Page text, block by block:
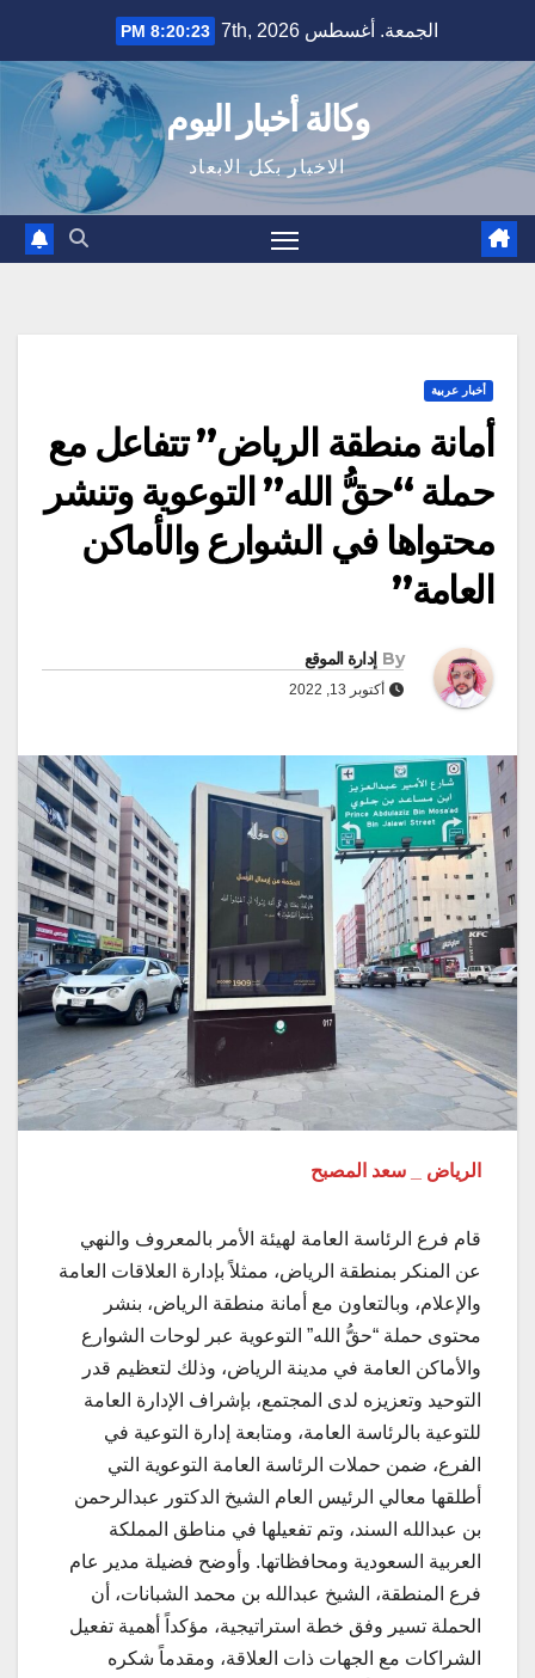
content
الجمعة. أغسطس 7th, 2026 8:20:24 PM
وكالة أخبار اليوم
الاخبار بكل الابعاد
أخبار عربية
أمانة منطقة الرياض” تتفاعل مع
حملة “حقُّ الله” التوعوية وتنشر
محتواها في الشوارع والأماكن
العامة”
By إدارة الموقع
أكتوبر 13, 2022
الرياض _ سعد المصبح
قام فرع الرئاسة العامة لهيئة الأمر بالمعروف والنهي
عن المنكر بمنطقة الرياض، ممثلاً بإدارة العلاقات العامة
والإعلام، وبالتعاون مع أمانة منطقة الرياض، بنشر
محتوى حملة “حقُّ الله” التوعوية عبر لوحات الشوارع
والأماكن العامة في مدينة الرياض، وذلك لتعظيم قدر
التوحيد وتعزيزه لدى المجتمع، بإشراف الإدارة العامة
للتوعية بالرئاسة العامة، ومتابعة إدارة التوعية في
الفرع، ضمن حملات الرئاسة العامة التوعوية التي
أطلقها معالي الرئيس العام الشيخ الدكتور عبدالرحمن
بن عبدالله السند، وتم تفعيلها في مناطق المملكة
العربية السعودية ومحافظاتها. وأوضح فضيلة مدير عام
فرع المنطقة، الشيخ عبدالله بن محمد الشبانات، أن
الحملة تسير وفق خطة استراتيجية، مؤكداً أهمية تفعيل
الشراكات مع الجهات ذات العلاقة، ومقدماً شكره